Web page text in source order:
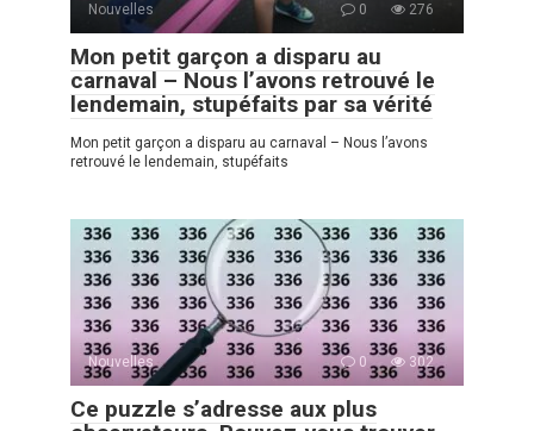
Nouvelles 0 276
Mon petit garçon a disparu au
carnaval – Nous l’avons retrouvé le
lendemain, stupéfaits par sa vérité
Mon petit garçon a disparu au carnaval – Nous l’avons
retrouvé le lendemain, stupéfaits
Nouvelles 0 302
Ce puzzle s’adresse aux plus